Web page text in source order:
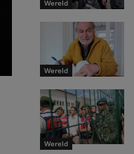
Wereld
Wereld
Wereld